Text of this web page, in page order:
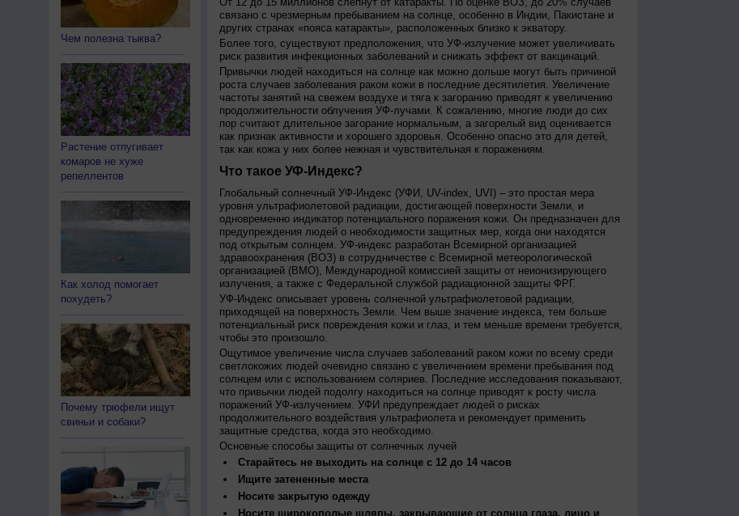
Чем полезна тыква?
Растение отпугивает
комаров не хуже
репеллентов
Как холод помогает
похудеть?
Почему трюфели ищут
свиньи и собаки?
связано с чрезмерным пребыванием на солнце, особенно в Индии, Пакистане и
других странах «пояса катаракты», расположенных близко к экватору.
Более того, существуют предположения, что УФ-излучение может увеличивать
риск развития инфекционных заболеваний и снижать эффект от вакцинаций.
Привычки людей находиться на солнце как можно дольше могут быть причиной
роста случаев заболевания раком кожи в последние десятилетия. Увеличение
частоты занятий на свежем воздухе и тяга к загоранию приводят к увеличению
продолжительности облучения УФ-лучами. К сожалению, многие люди до сих
пор считают длительное загорание нормальным, а загорелый вид оценивается
как признак активности и хорошего здоровья. Особенно опасно это для детей,
так как кожа у них более нежная и чувствительная к поражениям.
Что такое УФ-Индекс?
Глобальный солнечный УФ-Индекс (УФИ, UV-index, UVI) – это простая мера
уровня ультрафиолетовой радиации, достигающей поверхности Земли, и
одновременно индикатор потенциального поражения кожи. Он предназначен для
предупреждения людей о необходимости защитных мер, когда они находятся
под открытым солнцем. УФ-индекс разработан Всемирной организацией
здравоохранения (ВОЗ) в сотрудничестве с Всемирной метеорологической
организацией (ВМО), Международной комиссией защиты от неионизирующего
излучения, а также с Федеральной службой радиационной защиты ФРГ.
УФ-Индекс описывает уровень солнечной ультрафиолетовой радиации,
приходящей на поверхность Земли. Чем выше значение индекса, тем больше
потенциальный риск повреждения кожи и глаз, и тем меньше времени требуется,
чтобы это произошло.
Ощутимое увеличение числа случаев заболеваний раком кожи по всему среди
светлокожих людей очевидно связано с увеличением времени пребывания под
солнцем или с использованием соляриев. Последние исследования показывают,
что привычки людей подолгу находиться на солнце приводят к росту числа
поражений УФ-излучением. УФИ предупреждает людей о рисках
продолжительного воздействия ультрафиолета и рекомендует применить
защитные средства, когда это необходимо.
Основные способы защиты от солнечных лучей
Старайтесь не выходить на солнце с 12 до 14 часов
Ищите затененные места
Носите закрытую одежду
Носите широкополые шляпы, закрывающие от солнца глаза, лицо и